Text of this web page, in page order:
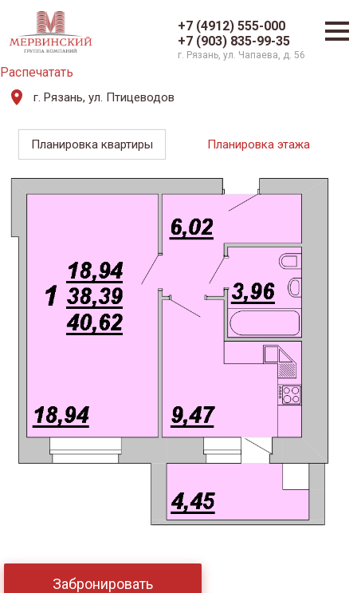
+7 (4912) 555-000
+7 (903) 835-99-35
г. Рязань, ул. Чапаева, д. 56
Распечатать
г. Рязань, ул. Птицеводов
Планировка квартиры Планировка этажа
Забронировать